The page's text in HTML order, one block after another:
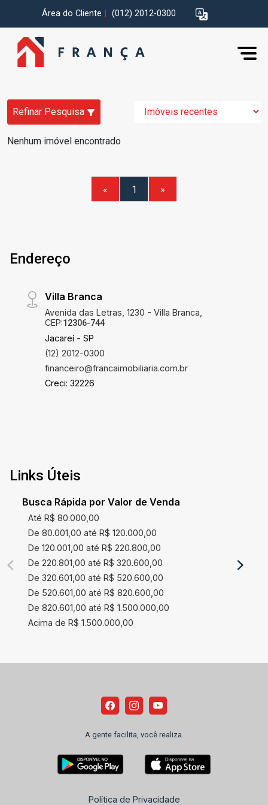
Área do Cliente (012) 2012-0300
Refinar Pesquisa
Nenhum imóvel encontrado
« 1 »
Endereço
Villa Branca
Avenida das Letras, 1230 - Villa Branca,
CEP:12306-744
Jacareí - SP
(12) 2012-0300
financeiro@francaimobiliaria.com.br
Creci: 32226
Links Úteis
Busca Rápida por Valor de Venda
Até R$ 80.000,00
De 80.001,00 até R$ 120.000,00
De 120.001,00 até R$ 220.800,00
De 220.801,00 até R$ 320.600,00
De 320.601,00 até R$ 520.600,00
De 520.601,00 até R$ 820.600,00
De 820.601,00 até R$ 1.500.000,00
Acima de R$ 1.500.000,00
A gente facilita, você realiza.
Política de Privacidade